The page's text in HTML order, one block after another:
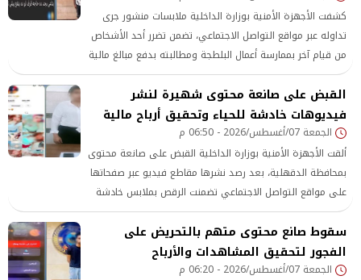
كشفت الأجهزة الأمنية بوزارة الداخلية ملابسات منشور جرى
تداوله عبر مواقع التواصل الاجتماعي، تضمن تضرر أحد الأشخاص
من قيام آخر بممارسة أعمال البلطجة ومطالبته بدفع مبالغ مالية
مقابل توقف دراجته النارية بأحد شوارع مدينة بنها بمحافظة
القليوبية.
القبض على صانعة محتوى شهيرة لنشر
فيديوهات خادشة للحياء وتحقيق أرباح مالية
الجمعة 07/أغسطس/2026 - 06:50 م
ألقت الأجهزة الأمنية بوزارة الداخلية القبض على صانعة محتوى
بمحافظة الدقهلية، بعد رصد نشرها مقاطع فيديو عبر صفحاتها
على مواقع التواصل الاجتماعي تضمنت الرقص بملابس خادشة
للحياء، إلى جانب التلفظ بألفاظ وإيحاءات وصفت بأنها تتنافى
مع القيم المجتمعية.
سقوط صانع محتوى متهم بالتحريض على
الفجور لتحقيق المشاهدات والأرباح
الجمعة 07/أغسطس/2026 - 06:20 م